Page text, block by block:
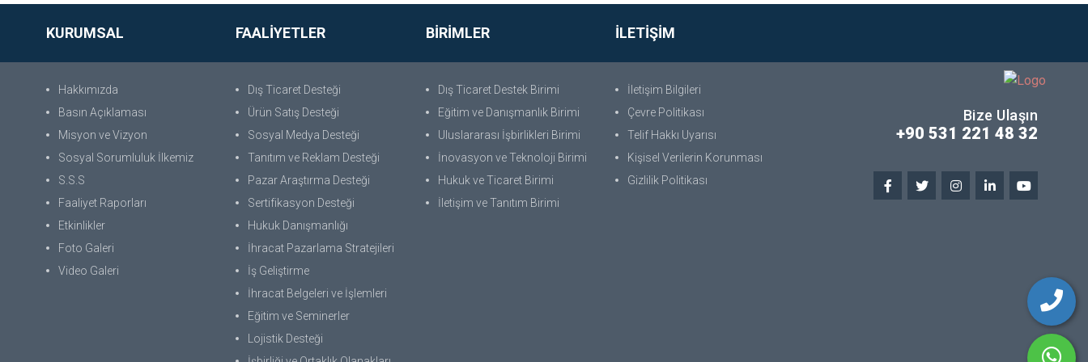
KURUMSAL
Hakkımızda
Basın Açıklaması
Misyon ve Vizyon
Sosyal Sorumluluk İlkemiz
S.S.S
Faaliyet Raporları
Etkinlikler
Foto Galeri
Video Galeri
FAALİYETLER
Dış Ticaret Desteği
Ürün Satış Desteği
Sosyal Medya Desteği
Tanıtım ve Reklam Desteği
Pazar Araştırma Desteği
Sertifikasyon Desteği
Hukuk Danışmanlığı
İhracat Pazarlama Stratejileri
İş Geliştirme
İhracat Belgeleri ve İşlemleri
Eğitim ve Seminerler
Lojistik Desteği
BİRİMLER
Dış Ticaret Destek Birimi
Eğitim ve Danışmanlık Birimi
Uluslararası İşbirlikleri Birimi
İnovasyon ve Teknoloji Birimi
Hukuk ve Ticaret Birimi
İletişim ve Tanıtım Birimi
İLETİŞİM
İletişim Bilgileri
Çevre Politikası
Telif Hakkı Uyarısı
Kişisel Verilerin Korunması
Gizlilik Politikası
Bize Ulaşın
+90 531 221 48 32